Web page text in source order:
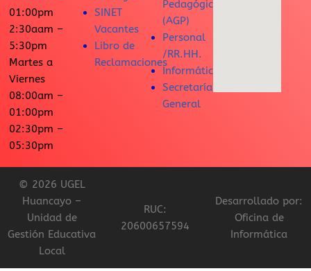
01:00pm
2:30aam –
5:30pm
Martes a
Viernes
08:00am –
01:00pm
02:30pm –
05:30pm
SINET
Vacantes
Libro de
Reclamaciones
Pedagógica
(AGP)
Personal
/RR.HH.
Informática
Secretaría
General
© 2026 UGEL
Huancayo –
Unidad de
Gestión Educativa
Local
RUC:
20600657594
Desarrollado por:
Oficina de
Informática